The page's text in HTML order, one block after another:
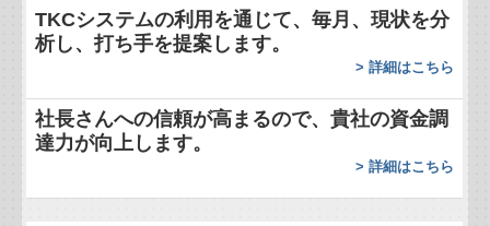
関与先向け融資商品ご紹介
TKCシステムQ&A
TKCシステムの利用を通じて、毎月、現状を分
析し、打ち手を提案します。
>詳細はこちら
社長さんへの信頼が高まるので、貴社の資金調
達力が向上します。
>詳細はこちら